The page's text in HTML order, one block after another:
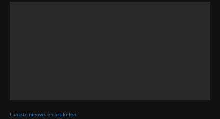
Laatste nieuws en artikelen